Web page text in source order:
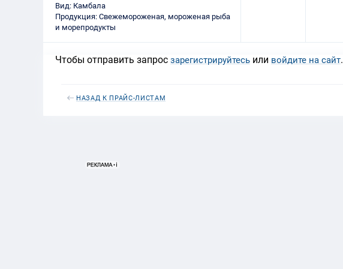
Вид: Камбала
Продукция: Свежемороженая, мороженая рыба
и морепродукты
Чтобы отправить запрос зарегистрируйтесь или войдите на сайт.
НАЗАД К ПРАЙС-ЛИСТАМ